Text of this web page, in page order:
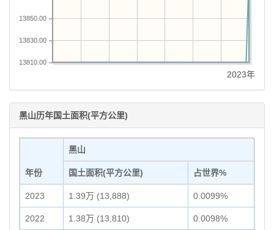
13810.00
13830.00
13850.00
2023年
黑山历年国土面积(平方公里)
年份
黑山
国土面积(平方公里) 占世界%
2023 1.39万 (13,888) 0.0099%
2022 1.38万 (13,810) 0.0098%